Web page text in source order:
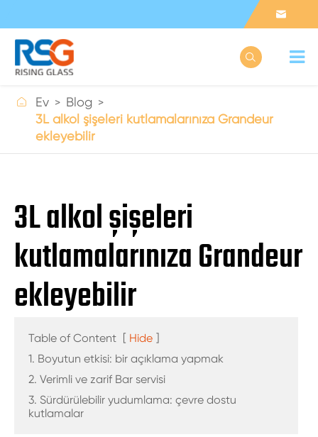


 Ev
Blog
3L alkol şişeleri kutlamalarınıza Grandeur
ekleyebilir
3L alkol şişeleri
kutlamalarınıza Grandeur
ekleyebilir
Table of Content [ Hide ]
1. Boyutun etkisi: bir açıklama yapmak
2. Verimli ve zarif Bar servisi
3. Sürdürülebilir yudumlama: çevre dostu
kutlamalar